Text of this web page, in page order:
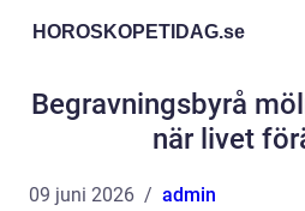
HOROSKOPETIDAG.se
Begravningsbyrå
när livet
09 juni 2026 admin